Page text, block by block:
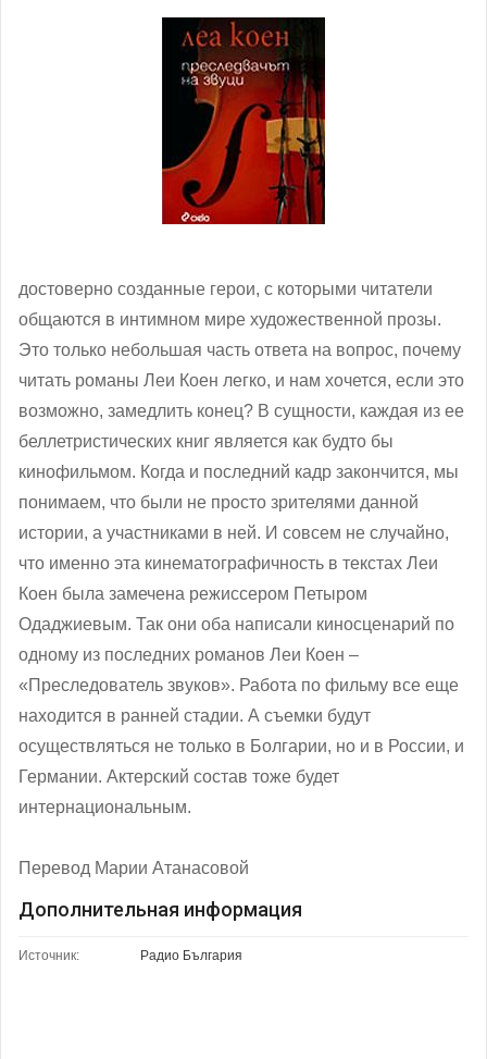
достоверно созданные герои, с которыми читатели
общаются в интимном мире художественной прозы.
Это только небольшая часть ответа на вопрос, почему
читать романы Леи Коен легко, и нам хочется, если это
возможно, замедлить конец? В сущности, каждая из ее
беллетристических книг является как будто бы
кинофильмом. Когда и последний кадр закончится, мы
понимаем, что были не просто зрителями данной
истории, а участниками в ней. И совсем не случайно,
что именно эта кинематографичность в текстах Леи
Коен была замечена режиссером Петыром
Одаджиевым. Так они оба написали киносценарий по
одному из последних романов Леи Коен –
«Преследователь звуков». Работа по фильму все еще
находится в ранней стадии. А съемки будут
осуществляться не только в Болгарии, но и в России, и
Германии. Актерский состав тоже будет
интернациональным.
Перевод Марии Атанасовой
Дополнительная информация
Источник: Радио България